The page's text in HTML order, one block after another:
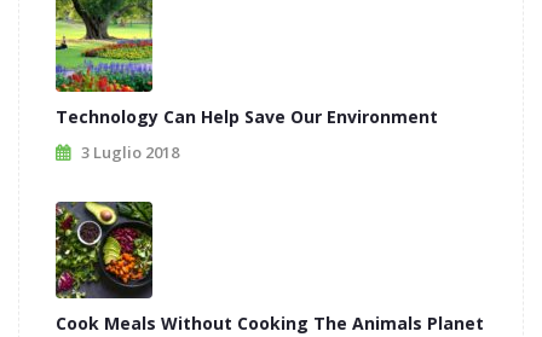
Technology Can Help Save Our Environment
3 Luglio 2018
Cook Meals Without Cooking The Animals Planet